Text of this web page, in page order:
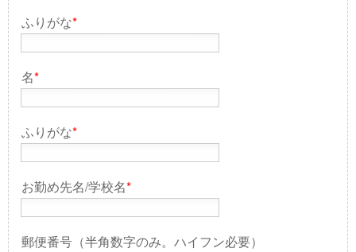
ふりがな*
名*
ふりがな*
お勤め先名/学校名*
郵便番号（半角数字のみ。ハイフン必要）